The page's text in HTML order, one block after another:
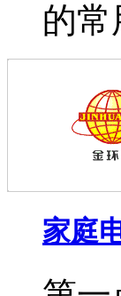
的常
家庭